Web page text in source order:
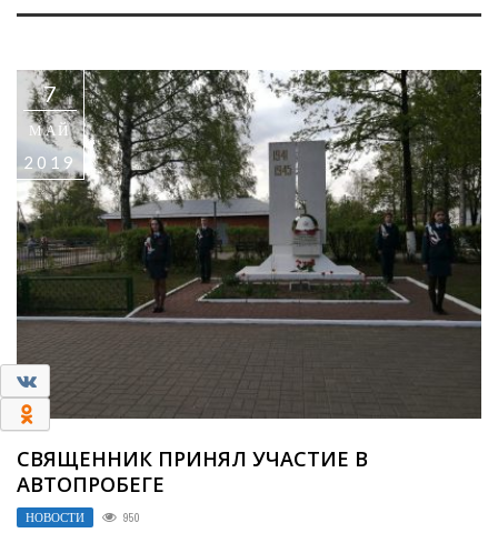
0
7
МАЙ
2019
СВЯЩЕННИК ПРИНЯЛ УЧАСТИЕ В
АВТОПРОБЕГЕ
НОВОСТИ 950